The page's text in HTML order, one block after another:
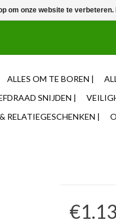
ALLES OM TE BOREN |
SNIJDEN |
RELATIEGESCHENKEN |
om onze website te
besteld, zelfde dag